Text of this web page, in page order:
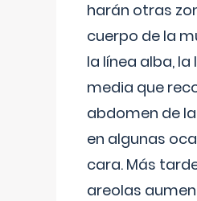
harán otras
cuerpo de la
la línea alba, la
media que
abdomen de
en algunas
cara. Más
areolas